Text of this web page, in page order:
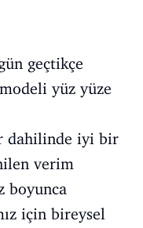
geçtikçe
yüz yüze
dahilinde iyi bir
verim
boyunca
için bireysel